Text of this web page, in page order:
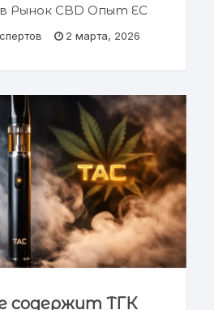
Рынок CBD Опыт ЕС
отчет 2026 Квоты
2 марта, 2026
содержит ТГК